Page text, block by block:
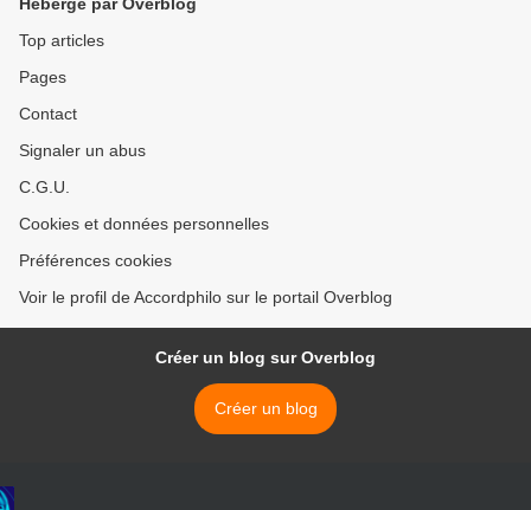
Top articles
Pages
Contact
Signaler un abus
C.G.U.
Cookies et données personnelles
Préférences cookies
Voir le profil de Accordphilo sur le portail Overblog
Créer un blog sur Overblog
Créer un blog